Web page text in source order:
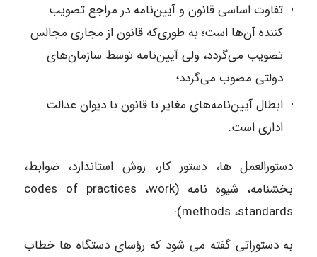
تفاوت اساسی قانون و آیین‌نامه در مراجع تصویب
کننده آن‌ها است؛ به طوری‌که قانون از مجاری مجالس
تصویب می‌گردد، ولی آیین‌نامه توسط سازمان‌های
دولتی مصوب می‌گردد؛
ابطال آیین‌نامه‌های مغایر با قانون با دیوان عدالت
اداری است.
دستورالعمل ها، دستور کار، روش استاندارد، ضوابط،
بخشنامه، شیوه نامه (codes of practices ،work
methods ،standards):
به دستوراتی گفته می شود که رؤسای دستگاه ها خطاب